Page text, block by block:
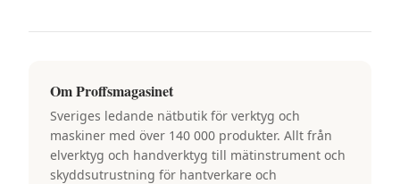
OmProffsmagasinet
Sveriges ledande nätbutik för verktyg och
maskiner med över 140 000 produkter. Allt från
elverktyg och handverktyg till mätinstrument och
skyddsutrustning för hantverkare och